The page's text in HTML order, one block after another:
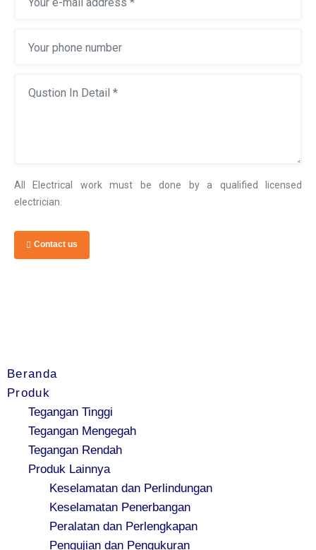
All Electrical work must be done by a qualified licensed
electrician.
Contact us
Beranda
Produk
Tegangan Tinggi
Tegangan Mengegah
Tegangan Rendah
Produk Lainnya
Keselamatan dan Perlindungan
Keselamatan Penerbangan
Peralatan dan Perlengkapan
Pengujian dan Pengukuran